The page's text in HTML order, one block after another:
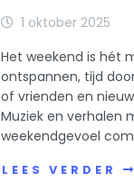
1 oktober 2025
Het weekend is hét
ontspannen, tijd
of vrienden en
Muziek en verhalen
weekendgevoel
LEES VERDER